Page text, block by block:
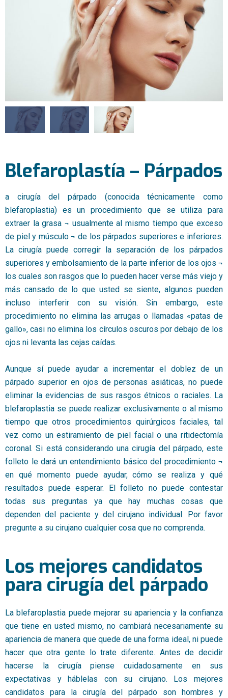
Blefaroplastía – Párpados
a cirugía del párpado (conocida técnicamente como
blefaroplastia) es un procedimiento que se utiliza para
extraer la grasa ¬ usualmente al mismo tiempo que exceso
de piel y músculo ¬ de los párpados superiores e inferiores.
La cirugía puede corregir la separación de los párpados
superiores y embolsamiento de la parte inferior de los ojos ¬
los cuales son rasgos que lo pueden hacer verse más viejo y
más cansado de lo que usted se siente, algunos pueden
incluso interferir con su visión. Sin embargo, este
procedimiento no elimina las arrugas o llamadas «patas de
gallo», casi no elimina los círculos oscuros por debajo de los
ojos ni levanta las cejas caídas.
Aunque sí puede ayudar a incrementar el doblez de un
párpado superior en ojos de personas asiáticas, no puede
eliminar la evidencias de sus rasgos étnicos o raciales. La
blefaroplastia se puede realizar exclusivamente o al mismo
tiempo que otros procedimientos quirúrgicos faciales, tal
vez como un estiramiento de piel facial o una ritidectomía
coronal. Si está considerando una cirugía del párpado, este
folleto le dará un entendimiento básico del procedimiento ¬
en qué momento puede ayudar, cómo se realiza y qué
resultados puede esperar. El folleto no puede contestar
todas sus preguntas ya que hay muchas cosas que
dependen del paciente y del cirujano individual. Por favor
pregunte a su cirujano cualquier cosa que no comprenda.
Los mejores candidatos
para cirugía del párpado
La blefaroplastia puede mejorar su apariencia y la confianza
que tiene en usted mismo, no cambiará necesariamente su
apariencia de manera que quede de una forma ideal, ni puede
hacer que otra gente lo trate diferente. Antes de decidir
hacerse la cirugía piense cuidadosamente en sus
expectativas y háblelas con su cirujano. Los mejores
candidatos para la cirugía del párpado son hombres y